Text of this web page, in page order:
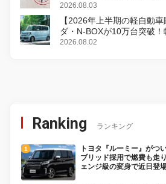
2026.08.03
【2026年上半期の軽自動
ダ・N-BOXが10万台突破！
感
2026.08.02
Ranking ランキング
トヨタ『ルーミー』がつ
ブリッド採用で燃費も走
ェンジ級の変身で近日登